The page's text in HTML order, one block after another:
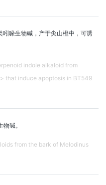
哚生物碱，产于尖山橙中，可诱
indole alkaloid from
that induce apoptosis in BT549
碱。
from the bark of Melodinus